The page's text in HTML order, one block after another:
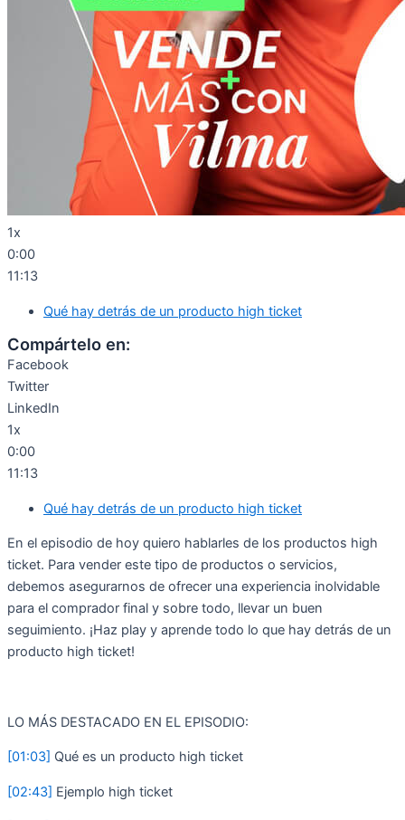
1x
0:00
11:13
Qué hay detrás de un producto high ticket
Compártelo en:
Facebook
Twitter
LinkedIn
1x
0:00
11:13
Qué hay detrás de un producto high ticket
En el episodio de hoy quiero hablarles de los productos high
ticket. Para vender este tipo de productos o servicios,
debemos asegurarnos de ofrecer una experiencia inolvidable
para el comprador final y sobre todo, llevar un buen
seguimiento. ¡Haz play y aprende todo lo que hay detrás de un
producto high ticket!
LO MÁS DESTACADO EN EL EPISODIO:
[01:03] Qué es un producto high ticket
[02:43] Ejemplo high ticket